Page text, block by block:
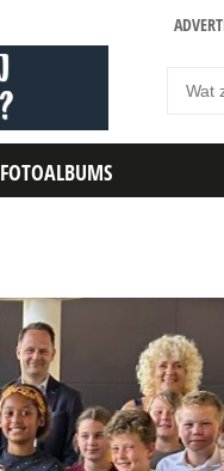
FOTOALBUMS